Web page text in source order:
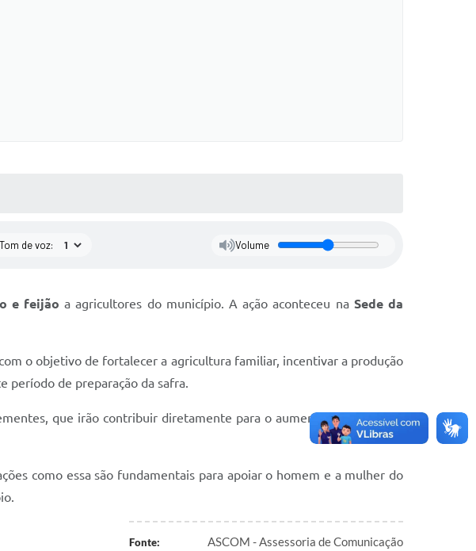
Tom de voz: Volume
e feijão a agricultores do município. A ação aconteceu na Sede da
o objetivo de fortalecer a agricultura familiar, incentivar a produção
período de preparação da safra.
que irão contribuir diretamente para o aumento da produção,
como essa são fundamentais para apoiar o homem e a mulher do
Fonte: ASCOM - Assessoria de Comunicação